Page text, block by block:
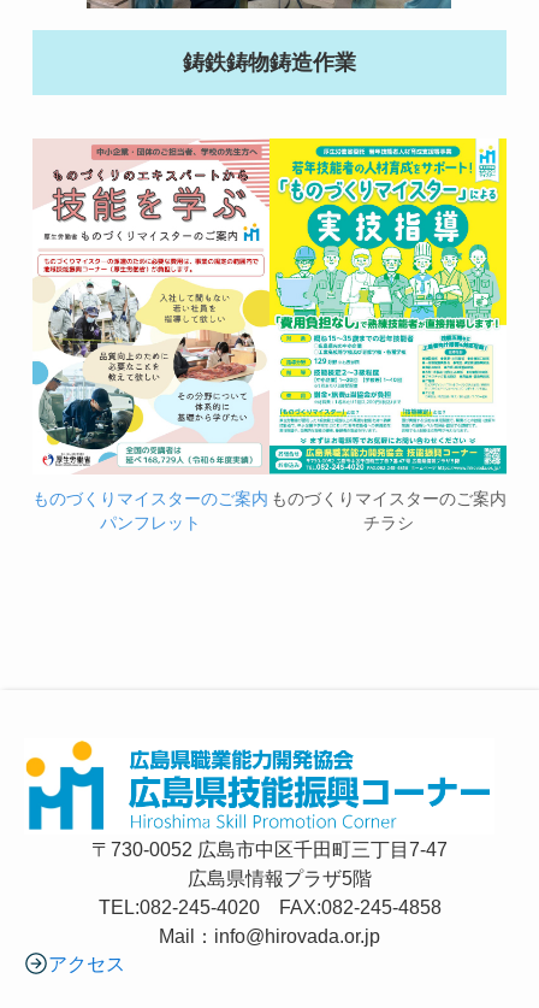
鋳鉄鋳物鋳造作業
ものづくりマイスターのご案内
パンフレット
ものづくりマイスターのご案内
チラシ
〒730-0052 広島市中区千田町三丁目7-47
広島県情報プラザ5階
TEL:082-245-4020 FAX:082-245-4858
Mail：info@hirovada.or.jp
アクセス